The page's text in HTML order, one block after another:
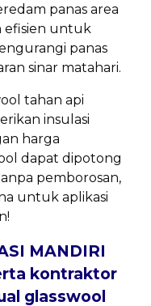
panas area
efisien untuk
panas
sinar matahari.
tahan api
insulasi
harga
dapat dipotong
pemborosan,
untuk aplikasi
MANDIRI
kontraktor
glasswool